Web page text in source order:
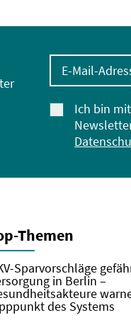
E-Mail-Adresse
Ich bin
Themen
Sparvorschläge
in Berlin –
des Systems